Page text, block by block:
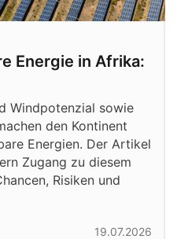
Energie in Afrika:
Windpotenzial sowie
den Kontinent
Energien. Der Artikel
Zugang zu diesem
Risiken und
19.07.2026